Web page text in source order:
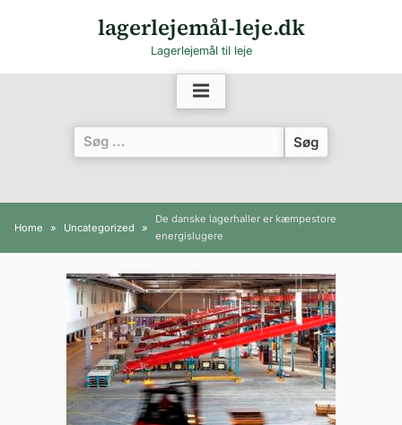
lagerlejemål-leje.dk
Lagerlejemål til leje
Søg
efter:
Home Uncategorized
De danske lagerhaller er kæmpestore
energislugere